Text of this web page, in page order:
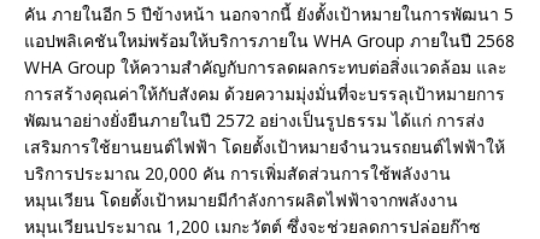
คัน ภายในอีก 5 ปีข้างหน้า นอกจากนี้ ยังตั้งเป้าหมายในการพัฒนา 5
แอปพลิเคชันใหม่พร้อมให้บริการภายใน WHA Group ภายในปี 2568
WHA Group ให้ความสำคัญกับการลดผลกระทบต่อสิ่งแวดล้อม และ
การสร้างคุณค่าให้กับสังคม ด้วยความมุ่งมั่นที่จะบรรลุเป้าหมายการ
พัฒนาอย่างยั่งยืนภายในปี 2572 อย่างเป็นรูปธรรม ได้แก่ การส่ง
เสริมการใช้ยานยนต์ไฟฟ้า โดยตั้งเป้าหมายจำนวนรถยนต์ไฟฟ้าให้
บริการประมาณ 20,000 คัน การเพิ่มสัดส่วนการใช้พลังงาน
หมุนเวียน โดยตั้งเป้าหมายมีกำลังการผลิตไฟฟ้าจากพลังงาน
หมุนเวียนประมาณ 1,200 เมกะวัตต์ ซึ่งจะช่วยลดการปล่อยก๊าซ